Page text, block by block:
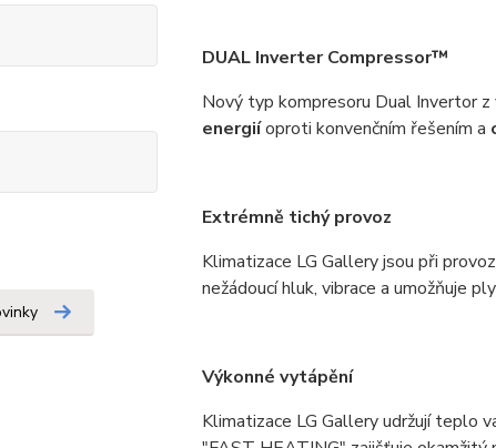
DUAL Inverter Compressor™
Nový typ kompresoru Dual Invertor
energiíoproti konvenčním řešením a
Extrémně tichý provoz
Klimatizace LG Gallery jsou při
nežádoucí hluk, vibrace a umožňuje
Výkonné vytápění
Klimatizace LG Gallery udržují teplo